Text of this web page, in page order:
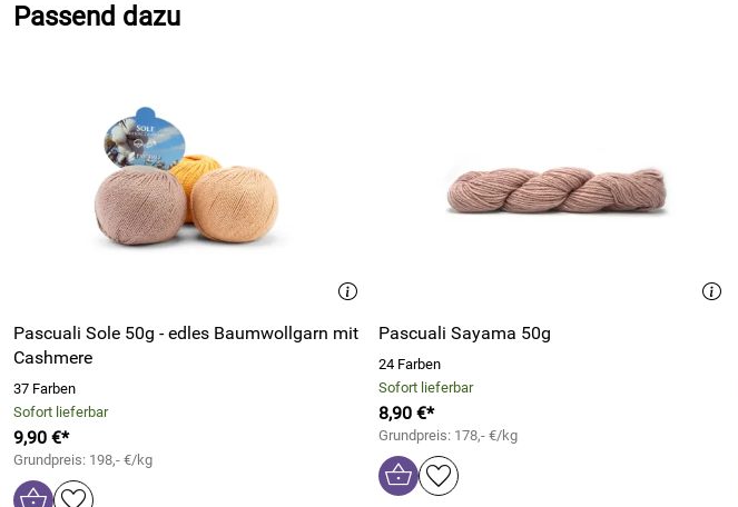
Passend dazu
Pascuali Sole 50g - edles Baumwollgarn mit
Cashmere
37 Farben
Sofort lieferbar
9,90 €*
Grundpreis: 198,- €/kg
Pascuali Sayama 50g
24 Farben
Sofort lieferbar
8,90 €*
Grundpreis: 178,- €/kg